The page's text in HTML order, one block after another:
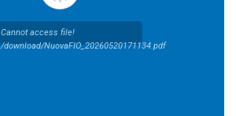
Cannot access file!
/download/NuovaFIO_20260520171134.pdf